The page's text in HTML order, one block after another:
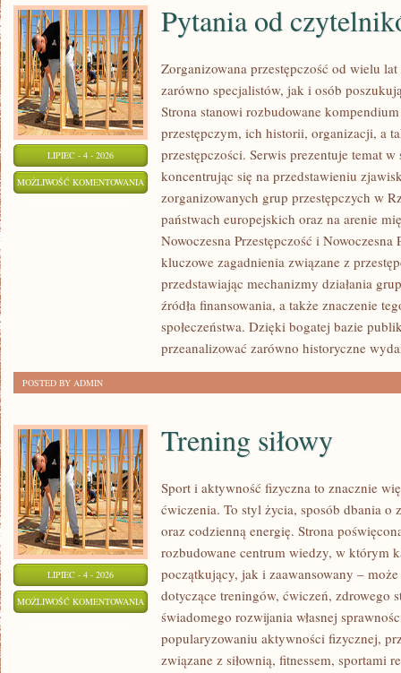
LIPIEC - 4 - 2026
MOŻLIWOŚĆ KOMENTOWANIA PYTANIA
CZYTELNIKÓW
Pytania od
Zorganizowana przestępczość od wielu
zarówno specjalistów, jak i osób
Strona stanowi rozbudowane
przestępczym, ich historii, organizacji, a
przestępczości. Serwis prezentuje temat
koncentrując się na przedstawieniu
zorganizowanych grup przestępczych w
państwach europejskich oraz na arenie
Nowoczesna Przestępczość i Nowoczesna
kluczowe zagadnienia związane z
przedstawiając mechanizmy działania
źródła finansowania, a także znaczenie
społeczeństwa. Dzięki bogatej bazie
przeanalizować zarówno historyczne
POSTED BY ADMIN
LIPIEC - 4 - 2026
MOŻLIWOŚĆ KOMENTOWANIA TRENING
SIŁOWY
Trening siłowy
Sport i aktywność fizyczna to znacznie
ćwiczenia. To styl życia, sposób dbania o
oraz codzienną energię. Strona
rozbudowane centrum wiedzy, w którym
początkujący, jak i zaawansowany –
dotyczące treningów, ćwiczeń, zdrowego
świadomego rozwijania własnej
popularyzowaniu aktywności fizycznej,
związane z siłownią, fitnessem, sportami